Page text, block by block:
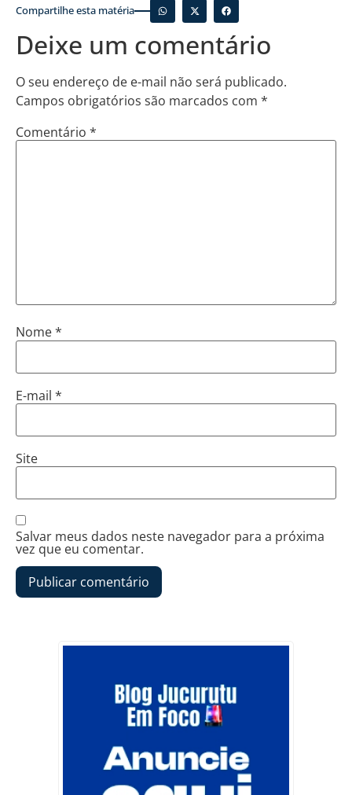
Compartilhe esta matéria
Deixe um comentário
O seu endereço de e-mail não será publicado.
Campos obrigatórios são marcados com *
Comentário *
Nome*
E-mail *
Site
Salvar meus dados neste navegador para a próxima
vez que eu comentar.